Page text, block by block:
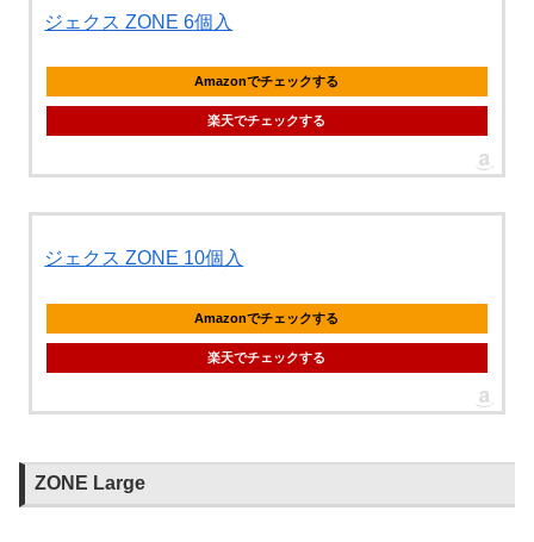
ジェクス ZONE 6個入
Amazonでチェックする
楽天でチェックする
ジェクス ZONE 10個入
Amazonでチェックする
楽天でチェックする
ZONE Large